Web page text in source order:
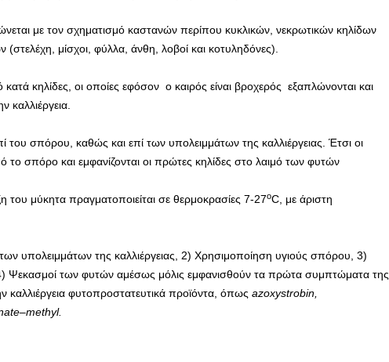
με τον σχηματισμό καστανών περίπου κυκλικών, νεκρωτικών κηλίδων
μίσχοι, φύλλα, άνθη, λοβοί και κοτυληδόνες).
κηλίδες, οι οποίες εφόσον ο καιρός είναι βροχερός εξαπλώνονται και
καλλιέργεια.
του σπόρου, καθώς και επί των υπολειμμάτων της καλλιέργειας. Έτσι οι
το σπόρο και εμφανίζονται οι πρώτες κηλίδες στο λαιμό των φυτών
του μύκητα πραγματοποιείται σε θερμοκρασίες 7-27οC, με άριστη
υπολειμμάτων της καλλιέργειας, 2) Χρησιμοποίηση υγιούς σπόρου, 3)
Ψεκασμοί των φυτών αμέσως μόλις εμφανισθούν τα πρώτα συμπτώματα της
καλλιέργεια φυτοπροστατευτικά προϊόντα, όπως azoxystrobin
–methyl.